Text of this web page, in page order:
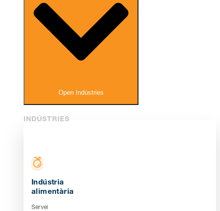
Open Indústries
INDÚSTRIES
Indústria
alimentària
Servei